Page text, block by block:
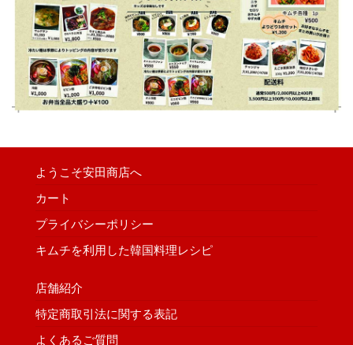
ようこそ安田商店へ
カート
プライバシーポリシー
キムチを利用した韓国料理レシピ
店舗紹介
特定商取引法に関する表記
よくあるご質問